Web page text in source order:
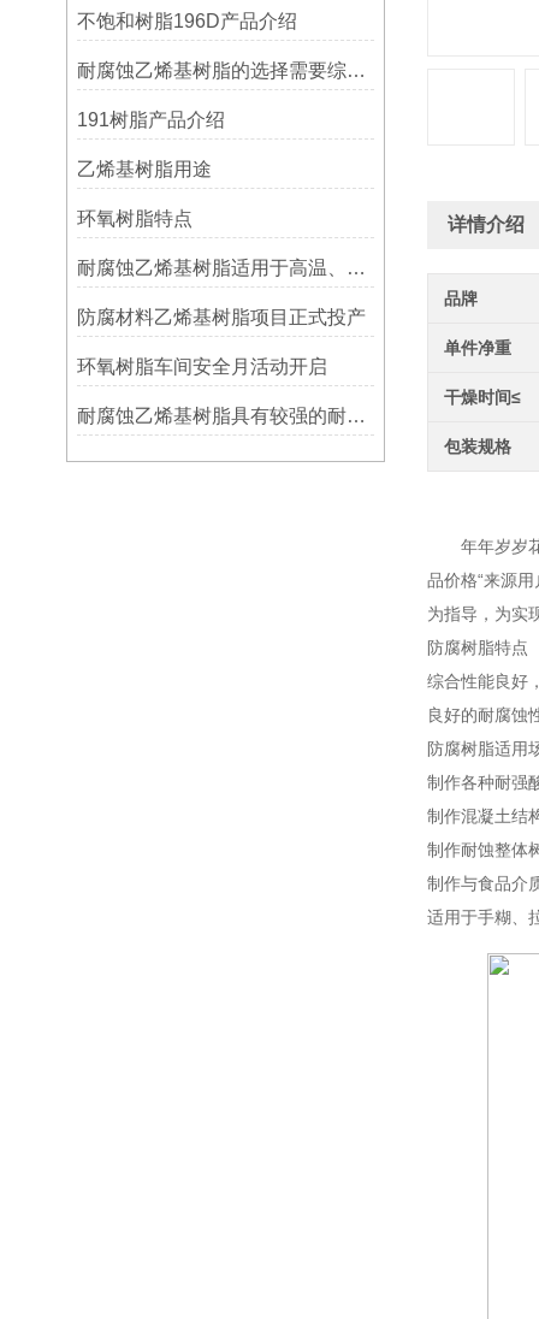
不饱和树脂196D产品介绍
耐腐蚀乙烯基树脂的选择需要综合考虑多种因素
191树脂产品介绍
乙烯基树脂用途
环氧树脂特点
耐腐蚀乙烯基树脂适用于高温、强腐蚀的环境
防腐材料乙烯基树脂项目正式投产
环氧树脂车间安全月活动开启
耐腐蚀乙烯基树脂具有较强的耐腐蚀性能
详情介绍
品牌
单件净重
干燥时间≤
包装规格
年年岁岁花
品价格“来源
为指导，为实
防腐树脂特点
综合性能良好
良好的耐腐蚀
防腐树脂适用
制作各种耐强
制作混凝土结
制作耐蚀整体
制作与食品介
适用于手糊、